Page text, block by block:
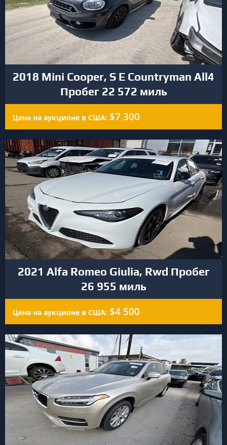
2018 Mini Cooper, S E Countryman All4
Пробег 22 572 миль
Цена на аукционе в США: $7 300
2021 Alfa Romeo Giulia, Rwd Пробег
26 955 миль
Цена на аукционе в США: $4 500